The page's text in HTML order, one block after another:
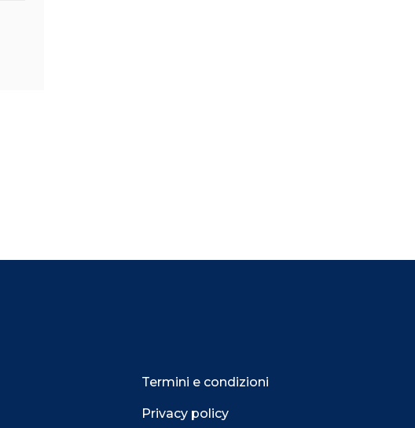
Termini e condizioni
Privacy policy